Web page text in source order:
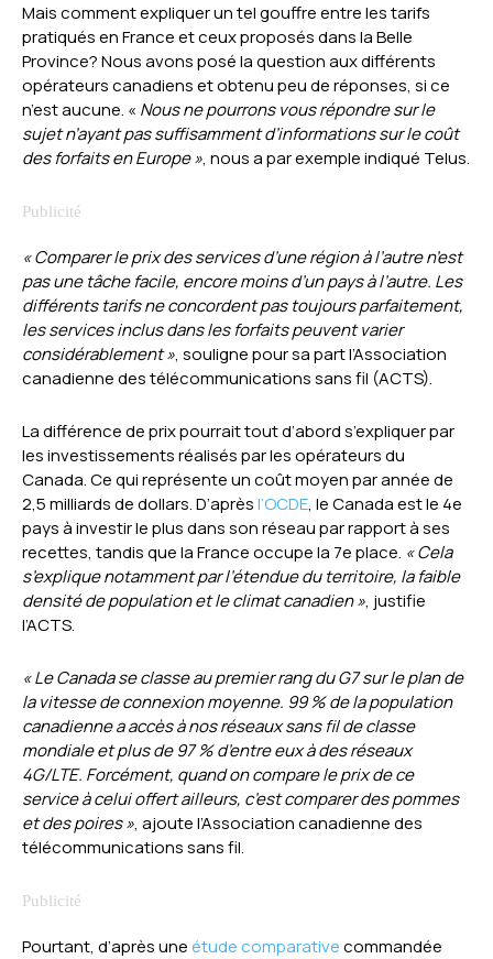
Mais comment expliquer un tel gouffre entre les tarifs
pratiqués en France et ceux proposés dans la Belle
Province? Nous avons posé la question aux différents
opérateurs canadiens et obtenu peu de réponses, si ce
n’est aucune. « Nous ne pourrons vous répondre sur le
sujet n’ayant pas suffisamment d’informations sur le coût
des forfaits en Europe », nous a par exemple indiqué Telus.
« Comparer le prix des services d’une région à l’autre n’est
pas une tâche facile, encore moins d’un pays à l’autre. Les
différents tarifs ne concordent pas toujours parfaitement,
les services inclus dans les forfaits peuvent varier
considérablement », souligne pour sa part l’Association
canadienne des télécommunications sans fil (ACTS).
La différence de prix pourrait tout d’abord s’expliquer par
les investissements réalisés par les opérateurs du
Canada. Ce qui représente un coût moyen par année de
2,5 milliards de dollars. D’aprèsl’OCDE, le Canada est le 4e
pays à investir le plus dans son réseau par rapport à ses
recettes, tandis que la France occupe la 7e place. « Cela
s’explique notamment par l’étendue du territoire, la faible
densité de population et le climat canadien », justifie
l’ACTS.
« Le Canada se classe au premier rang du G7 sur le plan de
la vitesse de connexion moyenne. 99 % de la population
canadienne a accès à nos réseaux sans fil de classe
mondiale et plus de 97 % d’entre eux à des réseaux
4G/LTE. Forcément, quand on compare le prix de ce
service à celui offert ailleurs, c’est comparer des pommes
et des poires », ajoute l’Association canadienne des
télécommunications sans fil.
Pourtant, d’après une étude comparativecommandée